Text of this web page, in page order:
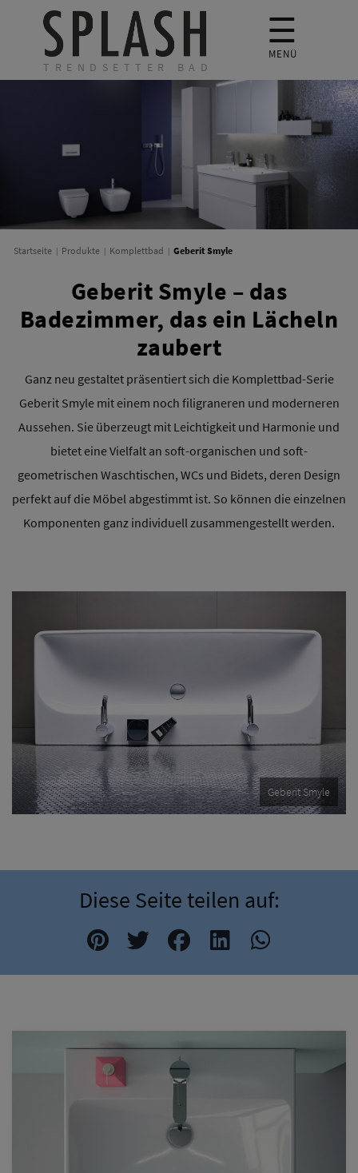
TRENDSETTER BAD
☰
MENÜ
Startseite Produkte Komplettbad Geberit Smyle
Geberit Smyle – das
Badezimmer, das ein Lächeln
zaubert
Ganz neu gestaltet präsentiert sich die Komplettbad-Serie
Geberit Smyle mit einem noch filigraneren und moderneren
Aussehen. Sie überzeugt mit Leichtigkeit und Harmonie und
bietet eine Vielfalt an soft-organischen und soft-
geometrischen Waschtischen, WCs und Bidets, deren Design
perfekt auf die Möbel abgestimmt ist. So können die einzelnen
Komponenten ganz individuell zusammengestellt werden.
Geberit Smyle
Diese Seite teilen auf: